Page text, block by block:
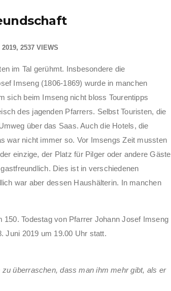
2019 2537 VIEWS
im Tal gerühmt. Insbesondere die
Imseng (1806-1869) wurde in manchen
sich beim Imseng nicht bloss Tourentipps
des jagenden Pfarrers. Selbst Touristen, die
über das Saas. Auch die Hotels, die
war nicht immer so. Vor Imsengs Zeit mussten
einzige, der Platz für Pilger oder andere Gäste
Dies ist in verschiedenen
war aber dessen Haushälterin. In manchen
Todestag von Pfarrer Johann Josef Imseng
Juni 2019 um 19.00 Uhr statt.
überraschen, dass man ihm mehr gibt, als er